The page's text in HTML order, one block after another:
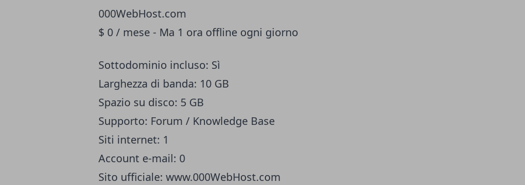
000WebHost.com
$ 0 / mese - Ma 1 ora offline ogni giorno
Sottodominio incluso: Sì
Larghezza di banda: 10 GB
Spazio su disco: 5 GB
Supporto: Forum / Knowledge Base
Siti internet: 1
Account e-mail: 0
Sito ufficiale: www.000WebHost.com